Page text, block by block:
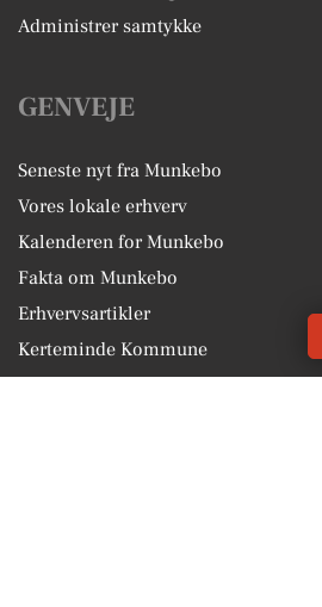
Administrer samtykke
GENVEJE
Seneste nyt fra Munkebo
Vores lokale erhverv
Kalenderen for Munkebo
Fakta om Munkebo
Erhvervsartikler
Kerteminde Kommune